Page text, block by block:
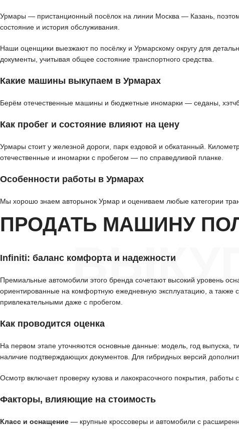
Урмары — пристанционный посёлок на линии Москва — Казань,
состояние и история обслуживания.
Наши оценщики выезжают по посёлку и Урмарскому округу для
документы, учитывая общее состояние транспортного средства.
Какие машины выкупаем в Урмарах
Берём отечественные машины и бюджетные иномарки — седаны,
Как пробег и состояние влияют на цену
Урмары стоит у железной дороги, парк ездовой и обкатанный.
отечественные и иномарки с пробегом — по справедливой планке.
Особенности работы в Урмарах
Мы хорошо знаем авторынок Урмар и оцениваем любые категории
ПРОДАТЬ МАШИНУ
Infiniti: баланс комфорта и надежности
Премиальные автомобили этого бренда сочетают высокий уровень
ориентированные на комфортную ежедневную эксплуатацию, а также
привлекательными даже с пробегом.
Как проводится оценка
На первом этапе уточняются основные данные: модель, год выпуска,
наличие подтверждающих документов. Для гибридных версий
Осмотр включает проверку кузова и лакокрасочного покрытия,
Факторы, влияющие на стоимость
Класс и оснащение — крупные кроссоверы и автомобили с